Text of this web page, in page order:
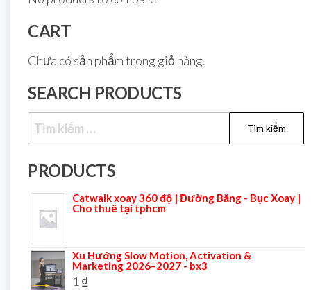
CART
Chưa có sản phẩm trong giỏ hàng.
SEARCH PRODUCTS
PRODUCTS
Catwalk xoay 360 độ | Đường Băng - Bục Xoay |
Cho thuê tại tphcm
Xu Hướng Slow Motion, Activation &
Marketing 2026–2027 - bx3
1 ₫